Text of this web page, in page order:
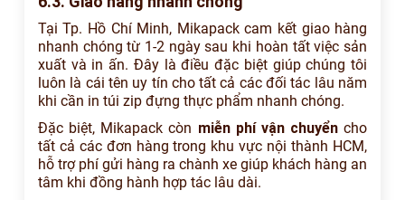
Tại Tp. Hồ Chí Minh, Mikapack cam kết giao hàng
nhanh chóng từ 1-2 ngày sau khi hoàn tất việc sản
xuất và in ấn. Đây là điều đặc biệt giúp chúng tôi
luôn là cái tên uy tín cho tất cả các đối tác lâu năm
khi cần in túi zip đựng thực phẩm nhanh chóng.
Đặc biệt, Mikapack còn miễn phí vận chuyểncho
tất cả các đơn hàng trong khu vực nội thành HCM,
hỗ trợ phí gửi hàng ra chành xe giúp khách hàng an
tâm khi đồng hành hợp tác lâu dài.